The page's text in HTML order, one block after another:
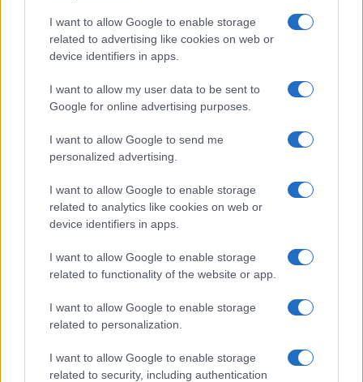
I want to allow Google to enable storage
related to advertising like cookies on web or
device identifiers in apps.
I want to allow my user data to be sent to
Google for online advertising purposes.
I want to allow Google to send me
personalized advertising.
I want to allow Google to enable storage
related to analytics like cookies on web or
device identifiers in apps.
I want to allow Google to enable storage
related to functionality of the website or app.
I want to allow Google to enable storage
related to personalization.
I want to allow Google to enable storage
related to security, including authentication
Új és Használt GSM kiemelt ajánlatok
Apple Watch Series 11
Nyugati GSM
210.000 Ft (új)
Apple iPhone 16 Plus